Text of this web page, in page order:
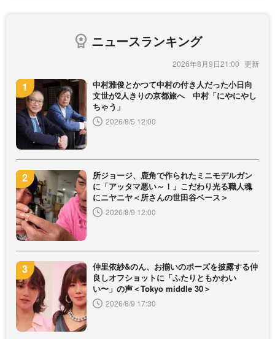
ニュースランキング
2026年8月9日21:00
中村雅俊とかつて中村の付き人だった小日向
文世が2人きりの京都旅へ 中村「にやにやし
ちゃう」
2026/8/5 12:00
所ジョージ、鹿角で作られたミニモデルガン
に「アッタマ悪い～！」こだわり光る職人魂
にニヤニヤ＜所さんの世田谷ベース＞
2026/8/9 12:00
仲里依紗&のん、お揃いのポーズを披露する仲
良しオフショットに「ふたりともかわい
い〜」の声＜Tokyo middle 30＞
2026/8/9 17:30